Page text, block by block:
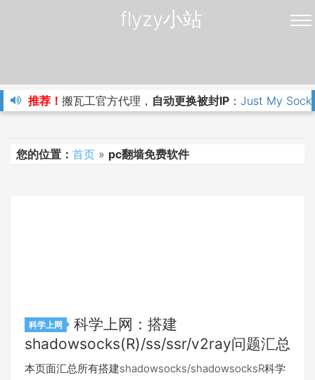
flyzy小站
推荐！ 搬瓦工官方代理， 自动更换被封IP ： Just My
您的位置： 首页 » pc翻墙免费软件
科学上网
科学上网：搭建
shadowsocks(R)/ss/ssr/v2ray问题汇总
本页面汇总所有搭建shadowsocks/shadowsocksR科学